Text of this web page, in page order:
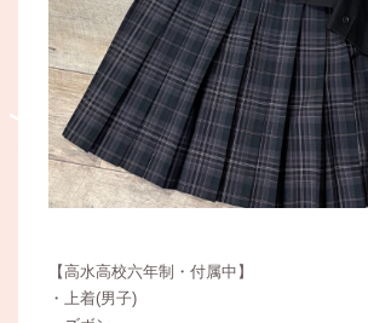
【高水高校六年制・付属中】
・上着(男子)